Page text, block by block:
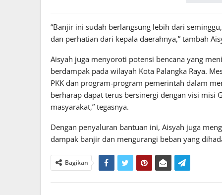
“Banjir ini sudah berlangsung lebih dari
dan perhatian dari kepala daerahnya,” tambah
Aisyah juga menyoroti potensi bencana yang
berdampak pada wilayah Kota Palangka Raya.
PKK dan program-program pemerintah dalam
berharap dapat terus bersinergi dengan visi misi
masyarakat,” tegasnya.
Dengan penyaluran bantuan ini, Aisyah juga
dampak banjir dan mengurangi beban yang
Bagikan